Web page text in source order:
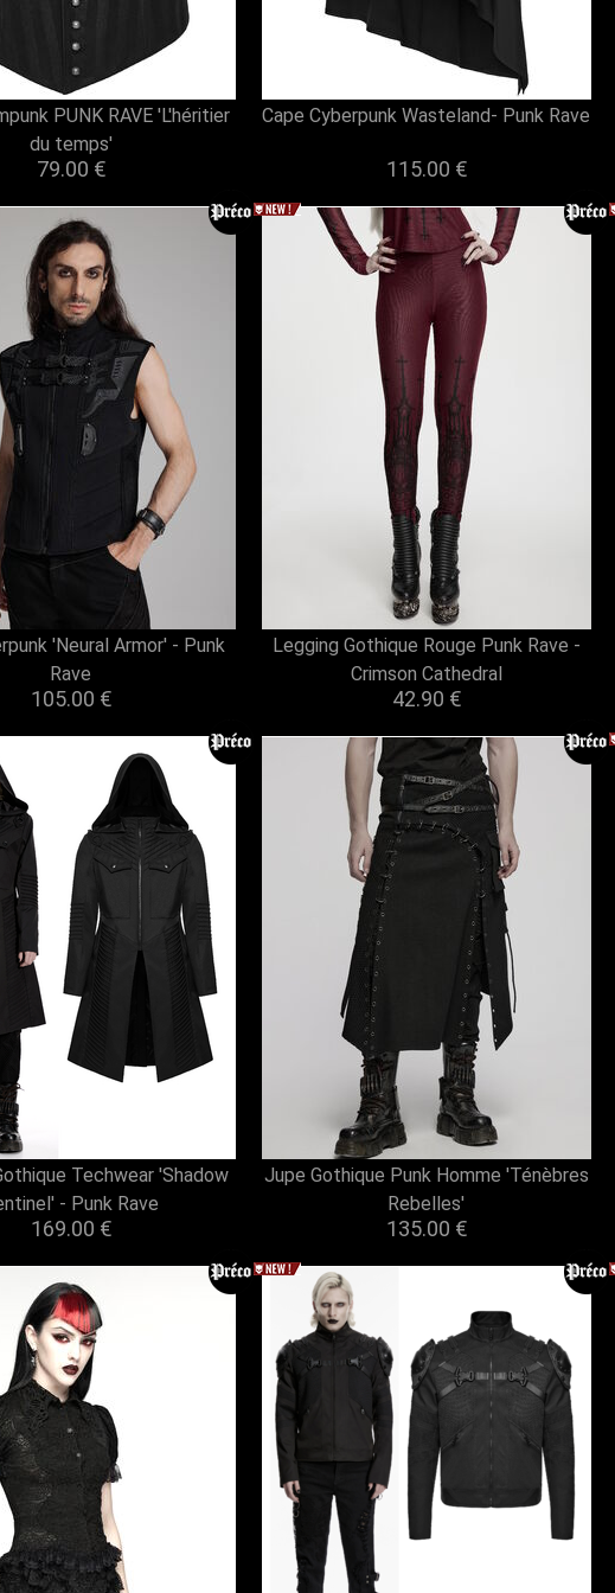
PUNK RAVE 'L'héritier
du temps'
79.00 €
Cape Cyberpunk Wasteland- Punk Rave
115.00 €
'Neural Armor' - Punk
Rave
105.00 €
Legging Gothique Rouge Punk Rave -
Crimson Cathedral
42.90 €
Techwear 'Shadow
- Punk Rave
169.00 €
Jupe Gothique Punk Homme 'Ténèbres
Rebelles'
135.00 €